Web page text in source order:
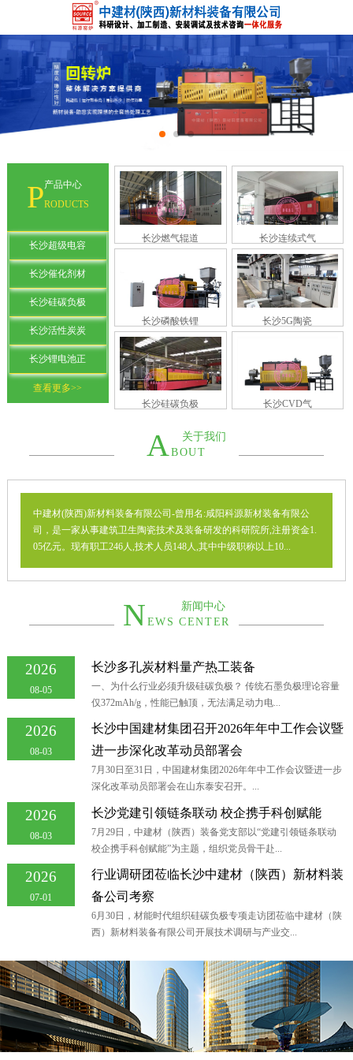
产品中心
PRODUCTS
长沙超级电容
长沙催化剂材
长沙硅碳负极
长沙活性炭炭
长沙锂电池正
查看更多>>
长沙燃气辊道 长沙连续式气
长沙磷酸铁锂 长沙5G陶瓷
长沙硅碳负极 长沙CVD气
关于我们
ABOUT
中建材(陕西)新材料装备有限公司-曾用名:咸阳科源新材装备有限公
司，是一家从事建筑卫生陶瓷技术及装备研发的科研院所,注册资金1.
05亿元。现有职工246人,技术人员148人,其中中级职称以上10...
新闻中心
N EWS CENTER
2026
08-05
长沙多孔炭材料量产热工装备
一、为什么行业必须升级硅碳负极？ 传统石墨负极理论容量
仅372mAh/g，性能已触顶，无法满足动力电...
2026
08-03
长沙中国建材集团召开2026年年中工作会议暨
进一步深化改革动员部署会
7月30日至31日，中国建材集团2026年年中工作会议暨进一步
深化改革动员部署会在山东泰安召开。...
2026
08-03
长沙党建引领链条联动 校企携手科创赋能
7月29日，中建材（陕西）装备党支部以“党建引领链条联动
校企携手科创赋能”为主题，组织党员骨干赴...
2026
07-01
行业调研团莅临长沙中建材（陕西）新材料装
备公司考察
6月30日，材能时代组织硅碳负极专项走访团莅临中建材（陕
西）新材料装备有限公司开展技术调研与产业交...